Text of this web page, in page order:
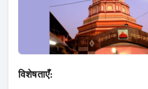
विशेषताएँ: